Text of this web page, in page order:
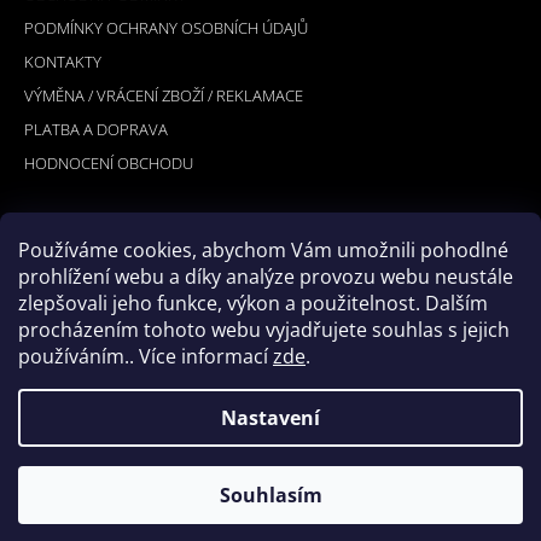
Používáme cookies, abychom Vám umožnili pohodlné
prohlížení webu a díky analýze provozu webu neustále
zlepšovali jeho funkce, výkon a použitelnost. Dalším
procházením tohoto webu vyjadřujete souhlas s jejich
používáním.. Více informacízde.
Nastavení
Souhlasím
PODMÍNKY OCHRANY OSOBNÍCH ÚDAJŮ
KONTAKTY
VÝMĚNA / VRÁCENÍ ZBOŽÍ / REKLAMACE
PLATBA A DOPRAVA
HODNOCENÍ OBCHODU
PŘIJÍMÁME ONLINE PLATBY
© 2026 Hookler. Všechna práva vyhrazena.